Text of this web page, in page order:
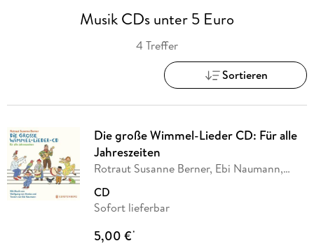
Musik CDs unter 5 Euro
4 Treffer
Sortieren
Die große Wimmel-Lieder CD: Für alle
Jahreszeiten
Rotraut Susanne Berner, Ebi Naumann,
CD
Sofort lieferbar
5,00 €*